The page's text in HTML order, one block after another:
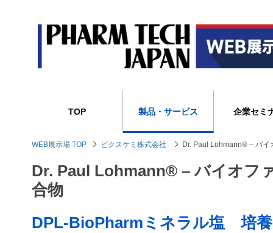
TOP 製品・サービス 企業セミ
WEB展示場 TOP ピクスケミ株式会社 Dr. Paul Lohmann® – バ
Dr. Paul Lohmann® – バイオフ
合物
DPL-BioPharmミネラル塩 培